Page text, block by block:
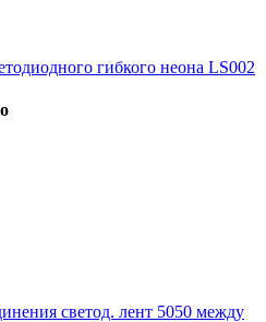
гибкого неона LS002
светод. лент 5050 между